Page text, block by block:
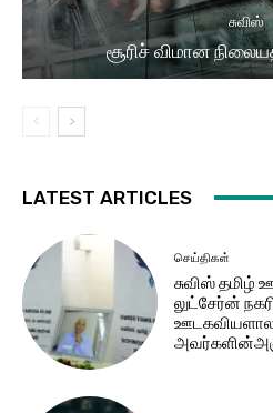
சுவிஸ்
சூரிச் விமான
LATEST ARTICLES
செய்திகள்
சுவிஸ் தமிழ்
லுட்சேர்ன்